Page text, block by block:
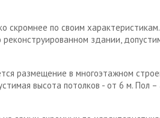
скромнее по своим
реконструированном здании,
размещение в многоэтажном
высота потолков - от 6 м. Пол